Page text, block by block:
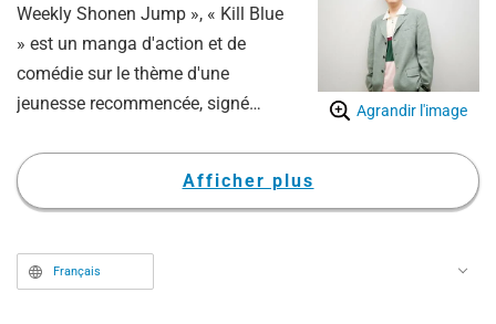
Agrandir l'image
Weekly Shonen Jump », « Kill Blue
» est un manga d'action et de
comédie sur le thème d'une
jeunesse recommencée, signé
Shueisha Jump Comics), l'auteur
de « Kuroko's Basket ».
diffusée depuis le samedi 11 avril
à 23h sur le réseau TV Tokyo.
Afficher plus
Français